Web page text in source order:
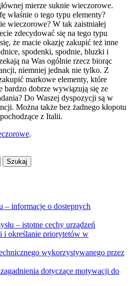
mierze suknie wieczorowe.
właśnie o tego typu elementy?
wieczorowe? W tak zaistniałej
zdecydować się na tego typu
że macie okazję zakupić też inne
spodenki, spodnie, bluzki i
na Was ogólnie rzecz biorąc
niemniej jednak nie tylko. Z
markowe elementy, które
bardzo dobrze wywiązują się ze
Do Waszej dyspozycji są w
Można także bez żadnego kłopotu
z Italii.
.
– informacje o dostępnych
– istotne cechy urządzeń
i określanie priorytetów w
wykorzystywanego przez
dotyczące motywacji do